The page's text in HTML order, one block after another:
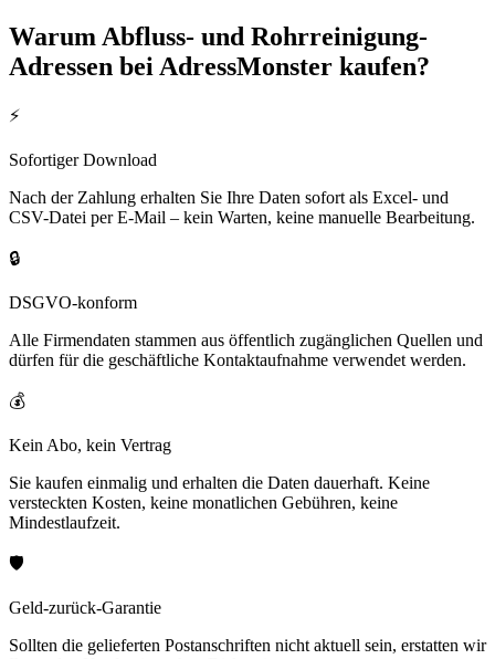
Warum Abfluss- und Rohrreinigung-
Adressen bei AdressMonster kaufen?
⚡
Sofortiger Download
Nach der Zahlung erhalten Sie Ihre Daten sofort als Excel- und
CSV-Datei per E-Mail – kein Warten, keine manuelle Bearbeitung.
🔒
DSGVO-konform
Alle Firmendaten stammen aus öffentlich zugänglichen Quellen und
dürfen für die geschäftliche Kontaktaufnahme verwendet werden.
💰
Kein Abo, kein Vertrag
Sie kaufen einmalig und erhalten die Daten dauerhaft. Keine
versteckten Kosten, keine monatlichen Gebühren, keine
Mindestlaufzeit.
🛡️
Geld-zurück-Garantie
Sollten die gelieferten Postanschriften nicht aktuell sein, erstatten wir